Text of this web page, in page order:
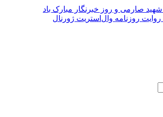
صارمی و روز خبرنگار مبارک باد
روزنامه وال‌استریت ژورنال